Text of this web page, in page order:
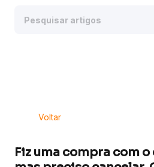
Voltar
Fiz uma compra com